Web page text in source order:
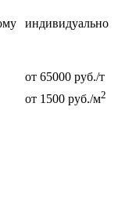
индивидуально
от 65000 руб./т
от 1500 руб./м2